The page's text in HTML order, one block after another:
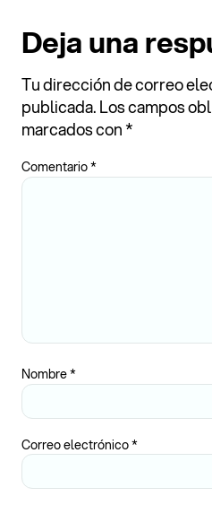
Deja una
Tu dirección de correo
publicada.Los campos
marcados con*
Comentario*
Nombre*
Correo electrónico*